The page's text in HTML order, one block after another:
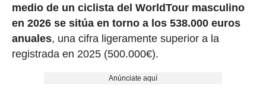
medio de un ciclista del WorldTour masculino
en 2026 se sitúa en torno a los 538.000 euros
anuales, una cifra ligeramente superior a la
registrada en 2025 (500.000€).
Anúnciate aquí